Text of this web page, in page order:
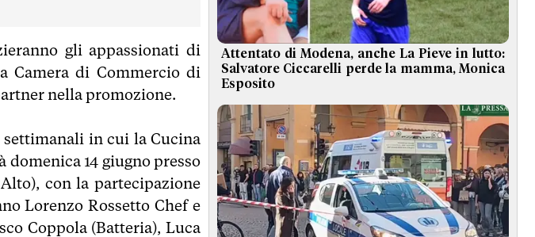
gli appassionati di
Camera di Commercio di
nella promozione.
settimanali in cui la Cucina
domenica 14 giugno presso
con la partecipazione
Lorenzo Rossetto Chef e
Coppola (Batteria), Luca
Attentato di Modena, anche La Pieve in lutto:
Salvatore Ciccarelli perde la mamma, Monica
Esposito